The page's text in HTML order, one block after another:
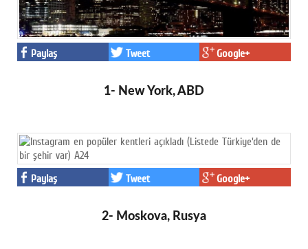
Paylaş Tweet Google+
1- New York, ABD
Paylaş Tweet Google+
2- Moskova, Rusya